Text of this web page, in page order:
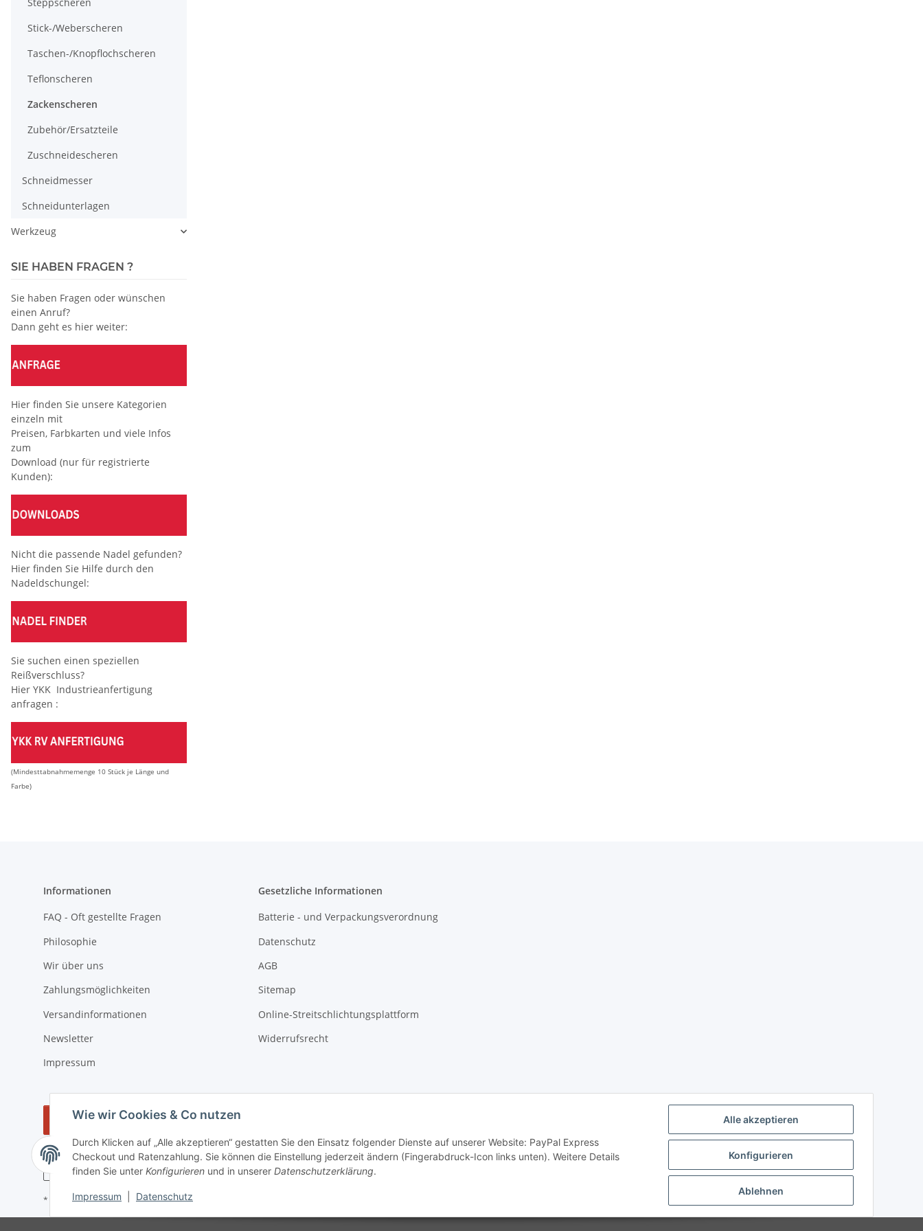
Alle akzeptieren
Konfigurieren
Ablehnen
Wie wir Cookies & Co nutzen
Durch Klicken auf „Alle akzeptieren“ gestatten Sie den Einsatz folgender Dienste auf unserer Website: PayPal Express
Checkout und Ratenzahlung. Sie können die Einstellung jederzeit ändern (Fingerabdruck-Icon links unten). Weitere Details
finden Sie unter Konfigurieren und in unserer Datenschutzerklärung.
Impressum Datenschutz
Stick-/Weberscheren
Taschen-/Knopflochscheren
Teflonscheren
Zackenscheren
Zubehör/Ersatzteile
Zuschneidescheren
Schneidmesser
Schneidunterlagen
Werkzeug
SIE HABEN FRAGEN ?
Sie haben Fragen oder wünschen
einen Anruf?
Dann geht es hier weiter:
Hier finden Sie unsere Kategorien
einzeln mit
Preisen, Farbkarten und viele Infos
zum
Download (nur für registrierte
Kunden):
Nicht die passende Nadel gefunden?
Hier finden Sie Hilfe durch den
Nadeldschungel:
Sie suchen einen speziellen
Reißverschluss?
Hier YKK Industrieanfertigung
anfragen :
(Mindesttabnahmemenge 10 Stück je Länge und
Farbe)
Informationen
FAQ - Oft gestellte Fragen
Philosophie
Wir über uns
Zahlungsmöglichkeiten
Versandinformationen
Newsletter
Impressum
Gesetzliche Informationen
Batterie - und Verpackungsverordnung
Datenschutz
AGB
Sitemap
Online-Streitschlichtungsplattform
Widerrufsrecht
Vertrag widerrufen
* Alle Preise zzgl. gesetzlicher USt., zzgl.